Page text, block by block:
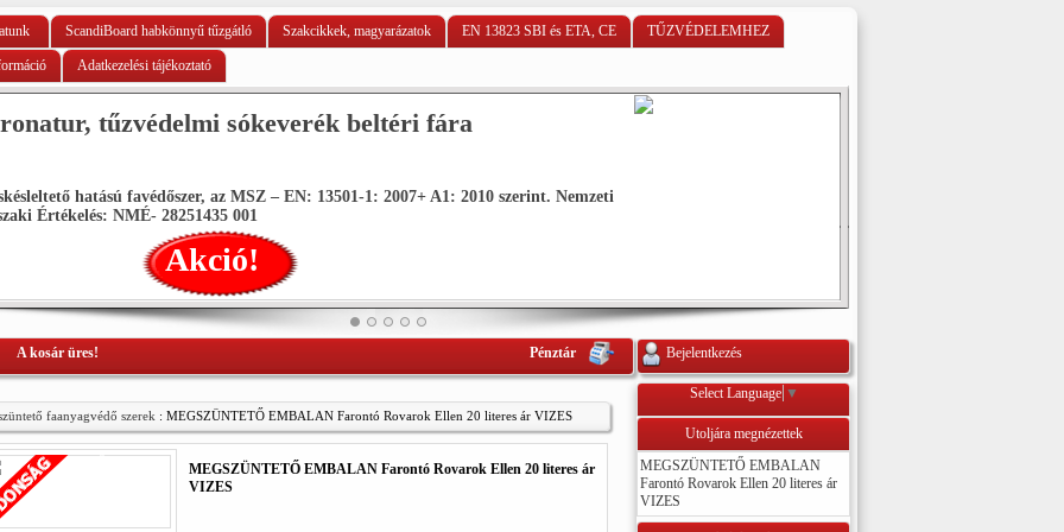
ScandiBoard habkönnyű tűzgátló Szakcikkek, magyarázatok EN 13823 SBI és ETA, CE TŰZVÉDELEMHEZ
Adatkezelési tájékoztató
UNIEPAL AQUA 1 K színtelen beltéri speciális tűzvédó
UNIEPAL AQUA 1K– tűzvédő, vízbázisú impregnáló színtelen -lakk faanyagok és fa
A kosár üres! Pénztár Bejelentkezés
faanyagvédő szerek : MEGSZÜNTETŐ EMBALAN Farontó Rovarok Ellen 20 literes ár VIZES
MEGSZÜNTETŐ EMBALAN Farontó Rovarok Ellen 20 literes ár
VIZES
Select Language ▼
Utoljára megnézettek
MEGSZÜNTETŐ EMBALAN
Farontó Rovarok Ellen 20 literes ár
VIZES